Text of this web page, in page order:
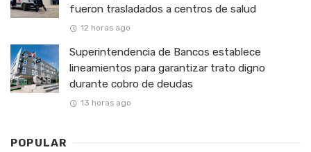
fueron trasladados a centros de salud
12 horas ago
Superintendencia de Bancos establece
lineamientos para garantizar trato digno
durante cobro de deudas
13 horas ago
POPULAR